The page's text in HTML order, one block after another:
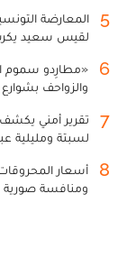
5
المعارضة
لقيس سعيد
6
«مطارِدو سموم
والزواحف بشوارع
7
تقرير أمني يكشف
لسبتة ومليلية
8
أسعار
ومنافسة صورية